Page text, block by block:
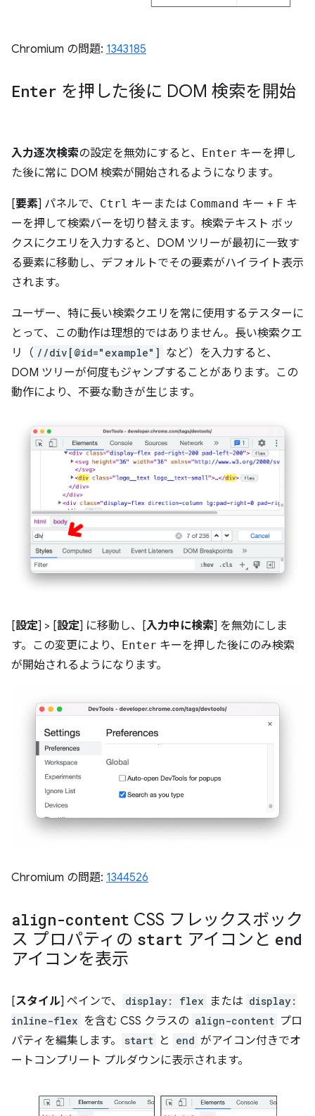
Chromium の問題: 1343185
Enter を押した後に DOM 検索を開始
入力逐次検索の設定を無効にすると、 Enter キーを押し
た後に常に DOM 検索が開始されるようになります。
[要素] パネルで、 Ctrl キーまたは Command キー + F キ
ーを押して検索バーを切り替えます。検索テキスト ボッ
クスにクエリを入力すると、DOM ツリーが最初に一致す
る要素に移動し、デフォルトでその要素がハイライト表示
されます。
ユーザー、特に長い検索クエリを常に使用するテスターに
とって、この動作は理想的ではありません。長い検索クエ
リ（ //div[@id="example"]
など）を入力すると、
DOM ツリーが何度もジャンプすることがあります。この
動作により、不要な動きが生じます。
[設定] > [設定] に移動し、[入力中に検索] を無効にしま
す。この変更により、 Enter キーを押した後にのみ検索
が開始されるようになります。
Chromium の問題: 1344526
align-content CSS フレックスボック
ス プロパティの start アイコンと end
アイコンを表示
[スタイル] ペインで、 display: flex または display:
inline-flex を含む CSS クラスの align-content プロ
パティを編集します。
start と end がアイコン付きでオ
ートコンプリート プルダウンに表示されます。